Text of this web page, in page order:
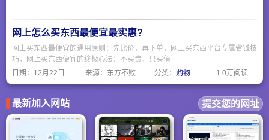
网上怎么买东西最便宜最实惠?
网上买东西最便宜的通用原则：先比价，再下单，网上买东西平台专属省钱技
巧，网上买东西便宜的终极心法：不买贵，只买值
日期： 12月22日 来源：东方不败网址大全 分类： 购物 1.0万阅读
最新加入网站 提交您的网址